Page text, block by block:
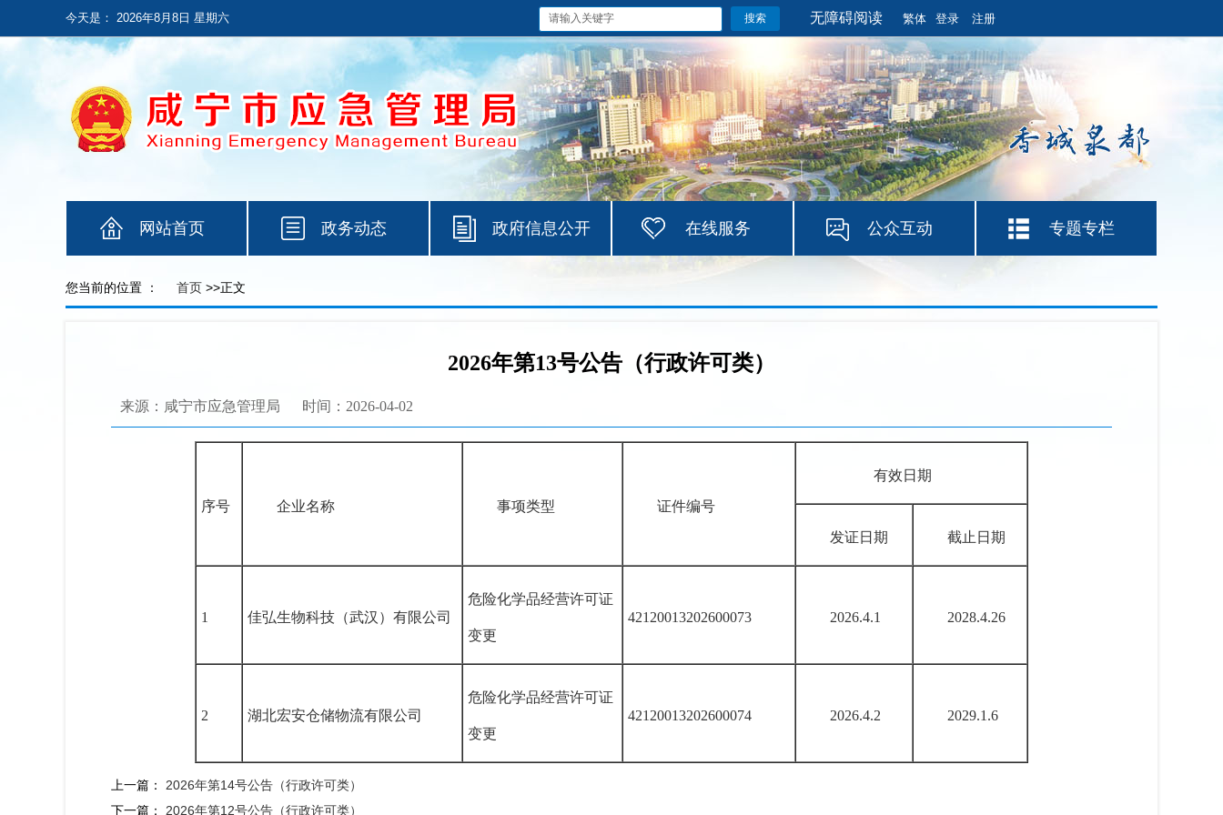
今天是： 2026年8月8日 星期六 无障碍阅读 繁体 登录 注册
网站首页 政务动态 政府信息公开 在线服务 公众互动 专题专栏
您当前的位置 ： 首页 >>正文
2026年第13号公告（行政许可类）
来源：咸宁市应急管理局 时间：2026-04-02
序号 企业名称 事项类型 证件编号
有效日期
发证日期 截止日期
1 佳弘生物科技（武汉）有限公司
危险化学品经营许可证
变更
42120013202600073 2026.4.1 2028.4.26
2 湖北宏安仓储物流有限公司
危险化学品经营许可证
变更
42120013202600074 2026.4.2 2029.1.6
上一篇： 2026年第14号公告（行政许可类）
下一篇： 2026年第12号公告（行政许可类）